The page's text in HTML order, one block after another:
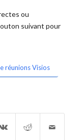
ou
suivant pour
réunions Visios